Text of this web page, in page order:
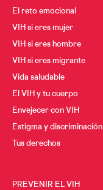
El reto emocional
VIH si eres mujer
VIH si eres hombre
VIH si eres migrante
Vida saludable
El VIH y tu cuerpo
Envejecer con VIH
Estigma y discriminación
Tus derechos
PREVENIR EL VIH